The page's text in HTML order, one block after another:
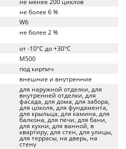
не менее 200 циклов
не более 6 %
W6
не более 2 %
от -10°C до +30°C
M500
под кирпич
внешние и внутренние
для наружной отделки, для
внутренней отделки, для
фасада, для дома, для забора,
для цоколя, для фундамента,
для крыльца, для камина, для
балкона, для печи, для бани,
для кухни, для ванной, в
квартиру, для стен, для улицы,
для террасы, на дверь, на
стену